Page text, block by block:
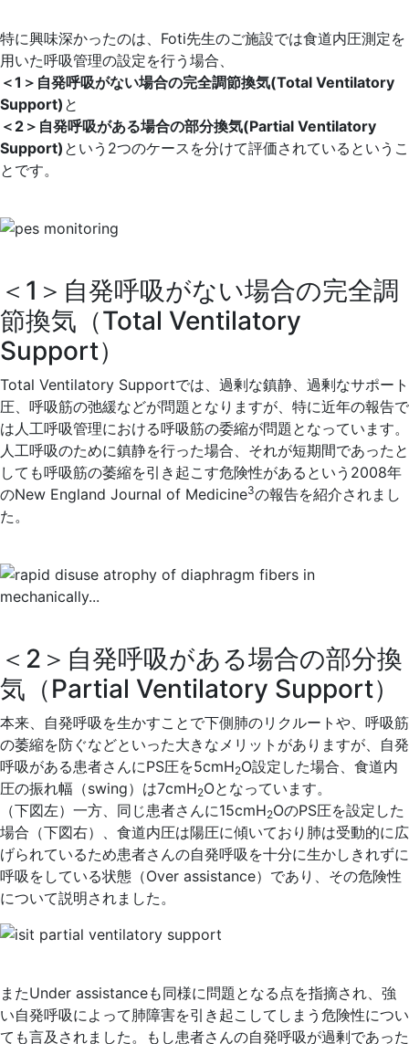
特に興味深かったのは、Foti先生のご施設では食道内圧測定を
用いた呼吸管理の設定を行う場合、
＜1＞自発呼吸がない場合の完全調節換気(Total Ventilatory
Support) と
＜2＞自発呼吸がある場合の部分換気(Partial Ventilatory
Support) という2つのケースを分けて評価されているというこ
とです。
＜1＞自発呼吸がない場合の完全調
節換気（Total Ventilatory
Support）
Total Ventilatory Supportでは、過剰な鎮静、過剰なサポート
圧、呼吸筋の弛緩などが問題となりますが、特に近年の報告で
は人工呼吸管理における呼吸筋の委縮が問題となっています。
人工呼吸のために鎮静を行った場合、それが短期間であったと
しても呼吸筋の萎縮を引き起こす危険性があるという2008年
のNew England Journal of Medicine3の報告を紹介されまし
た。
＜2＞自発呼吸がある場合の部分換
気（Partial Ventilatory Support）
本来、自発呼吸を生かすことで下側肺のリクルートや、呼吸筋
の萎縮を防ぐなどといった大きなメリットがありますが、自発
呼吸がある患者さんにPS圧を5cmH2O設定した場合、食道内
圧の振れ幅（swing）は7cmH2Oとなっています。
（下図左）一方、同じ患者さんに15cmH2OのPS圧を設定した
場合（下図右）、食道内圧は陽圧に傾いており肺は受動的に広
げられているため患者さんの自発呼吸を十分に生かしきれずに
呼吸をしている状態（Over assistance）であり、その危険性
について説明されました。
またUnder assistanceも同様に問題となる点を指摘され、強
い自発呼吸によって肺障害を引き起こしてしまう危険性につい
ても言及されました。もし患者さんの自発呼吸が過剰であった